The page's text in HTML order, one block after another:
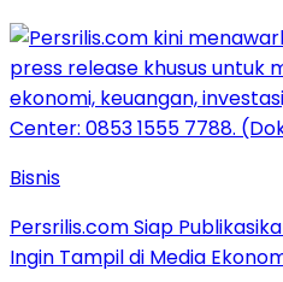
Bisnis
Persrilis.com Siap
Ingin Tampil di Media